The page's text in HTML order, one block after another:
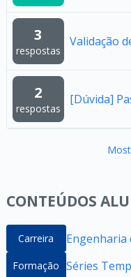
3
respostas
Validação
2
respostas
[Dúvida]
CONTEÚDOS
Carreira Engenharia
Formação Séries